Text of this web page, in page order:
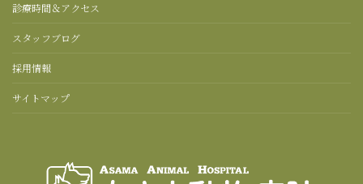
診療時間＆アクセス
スタッフブログ
採用情報
サイトマップ